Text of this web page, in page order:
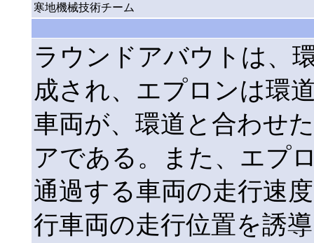
寒地機械技術チーム
ラウンドアバウトは、
成され、エプロンは環
車両が、環道と合わせ
アである。また、エプ
通過する車両の走行速
行車両の走行位置を誘